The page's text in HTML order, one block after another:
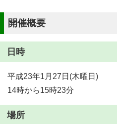
開催概要
日時
平成23年1月27日(木曜日)
14時から15時23分
場所